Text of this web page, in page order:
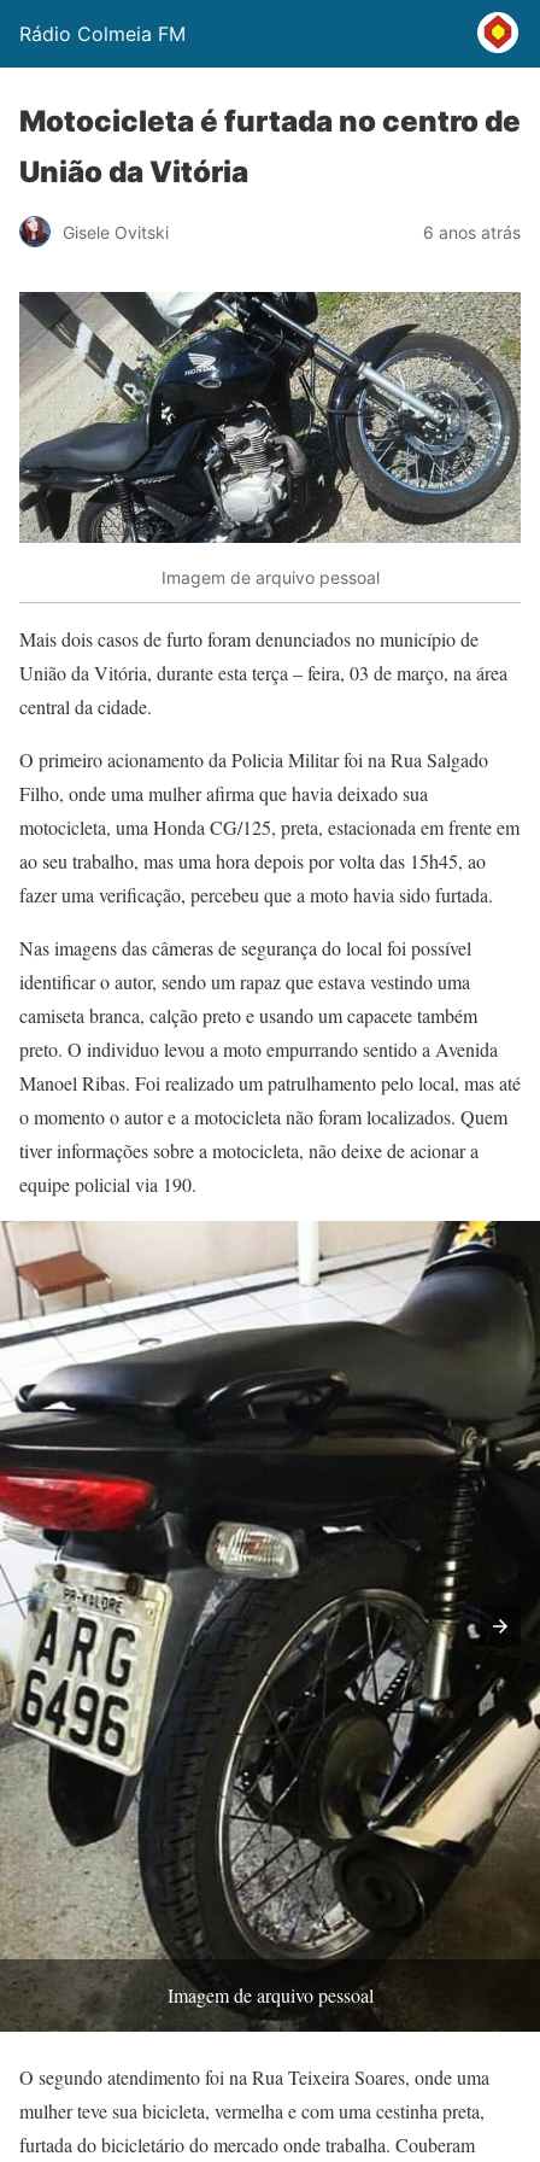
Rádio Colmeia FM
Motocicleta é furtada no centro de
União da Vitória
Gisele Ovitski 6 anos atrás
Imagem de arquivo pessoal
Mais dois casos de furto foram denunciados no município de
União da Vitória, durante esta terça – feira, 03 de março, na área
central da cidade.
O primeiro acionamento da Policia Militar foi na Rua Salgado
Filho, onde uma mulher afirma que havia deixado sua
motocicleta, uma Honda CG/125, preta, estacionada em frente em
ao seu trabalho, mas uma hora depois por volta das 15h45, ao
fazer uma verificação, percebeu que a moto havia sido furtada.
Nas imagens das câmeras de segurança do local foi possível
identificar o autor, sendo um rapaz que estava vestindo uma
camiseta branca, calção preto e usando um capacete também
preto. O individuo levou a moto empurrando sentido a Avenida
Manoel Ribas. Foi realizado um patrulhamento pelo local, mas até
o momento o autor e a motocicleta não foram localizados. Quem
tiver informações sobre a motocicleta, não deixe de acionar a
equipe policial via 190.
Imagem de arquivo pessoal
O segundo atendimento foi na Rua Teixeira Soares, onde uma
mulher teve sua bicicleta, vermelha e com uma cestinha preta,
furtada do bicicletário do mercado onde trabalha. Couberam